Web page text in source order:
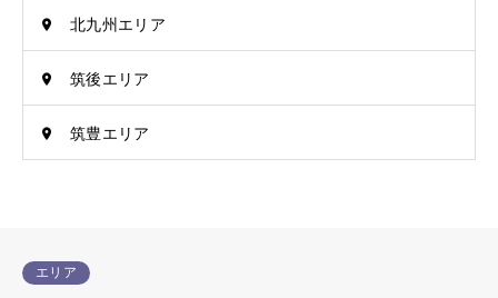
北九州エリア
筑後エリア
筑豊エリア
エリア